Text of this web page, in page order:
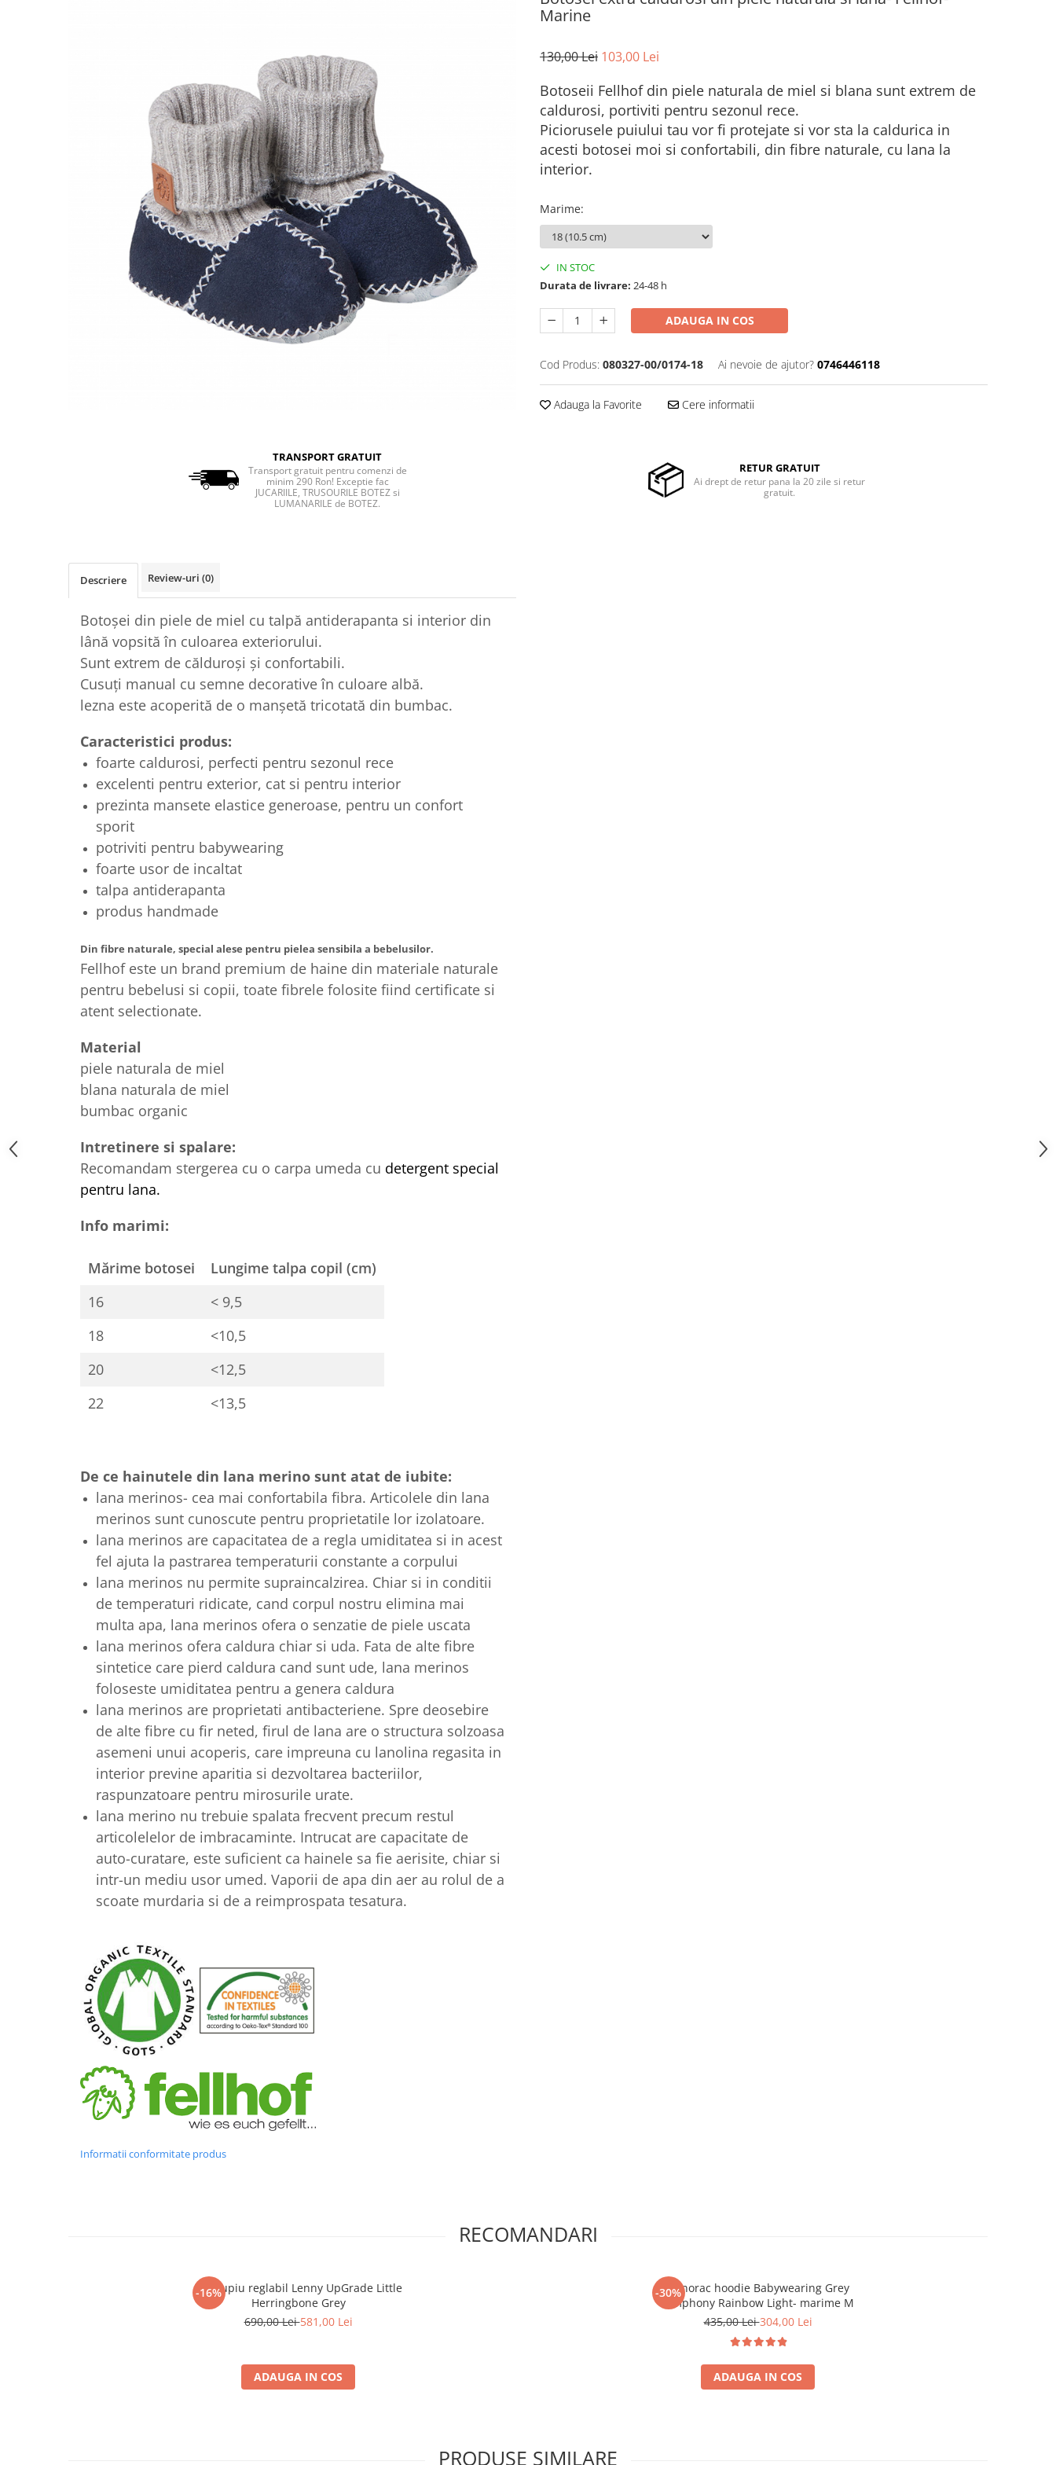
Marine
130,00 Lei 103,00 Lei
Botoseii Fellhof din piele naturala de miel si blana sunt extrem de
caldurosi, portiviti pentru sezonul rece.
Piciorusele puiului tau vor fi protejate si vor sta la caldurica in
acesti botosei moi si confortabili, din fibre naturale, cu lana la
interior.
Marime:
IN STOC
Durata de livrare: 24-48 h
ADAUGA IN COS
Cod Produs: 080327-00/0174-18 Ai nevoie de ajutor? 0746446118
Adauga la Favorite Cere informatii
TRANSPORT GRATUIT
Transport gratuit pentru comenzi de
minim 290 Ron! Exceptie fac
JUCARIILE, TRUSOURILE BOTEZ si
LUMANARILE de BOTEZ.
RETUR GRATUIT
Ai drept de retur pana la 20 zile si retur
gratuit.
Descriere Review-uri (0)
Botoșei din piele de miel cu talpă antiderapanta si interior din
lână vopsită în culoarea exteriorului.
Sunt extrem de călduroși și confortabili.
Cusuți manual cu semne decorative în culoare albă.
lezna este acoperită de o manșetă tricotată din bumbac.
Caracteristici produs:
foarte caldurosi, perfecti pentru sezonul rece
excelenti pentru exterior, cat si pentru interior
prezinta mansete elastice generoase, pentru un confort
sporit
potriviti pentru babywearing
foarte usor de incaltat
talpa antiderapanta
produs handmade
Din fibre naturale, special alese pentru pielea sensibila a bebelusilor.
Fellhof este un brand premium de haine din materiale naturale
pentru bebelusi si copii, toate fibrele folosite fiind certificate si
atent selectionate.
Material
piele naturala de miel
blana naturala de miel
bumbac organic
Intretinere si spalare:
Recomandam stergerea cu o carpa umeda cu detergent special
pentru lana.
Info marimi:
Mărime botosei
Lungime talpa copil (cm)
16
< 9,5
18
<10,5
20
<12,5
22
<13,5
De ce hainutele din lana merino sunt atat de iubite:
lana merinos- cea mai confortabila fibra. Articolele din lana
merinos sunt cunoscute pentru proprietatile lor izolatoare.
lana merinos are capacitatea de a regla umiditatea si in acest
fel ajuta la pastrarea temperaturii constante a corpului
lana merinos nu permite supraincalzirea. Chiar si in conditii
de temperaturi ridicate, cand corpul nostru elimina mai
multa apa, lana merinos ofera o senzatie de piele uscata
lana merinos ofera caldura chiar si uda. Fata de alte fibre
sintetice care pierd caldura cand sunt ude, lana merinos
foloseste umiditatea pentru a genera caldura
lana merinos are proprietati antibacteriene. Spre deosebire
de alte fibre cu fir neted, firul de lana are o structura solzoasa
asemeni unui acoperis, care impreuna cu lanolina regasita in
interior previne aparitia si dezvoltarea bacteriilor,
raspunzatoare pentru mirosurile urate.
lana merino nu trebuie spalata frecvent precum restul
articolelelor de imbracaminte. Intrucat are capacitate de
auto-curatare, este suficient ca hainele sa fie aerisite, chiar si
intr-un mediu usor umed. Vaporii de apa din aer au rolul de a
scoate murdaria si de a reimprospata tesatura.
Informatii conformitate produs
RECOMANDARI
-16%
Marsupiu reglabil Lenny UpGrade Little
Herringbone Grey
690,00 Lei581,00 Lei
ADAUGA IN COS
-30%Hanorac hoodie Babywearing Grey
Simphony Rainbow Light- marime M
435,00 Lei304,00 Lei
ADAUGA IN COS
PRODUSE SIMILARE